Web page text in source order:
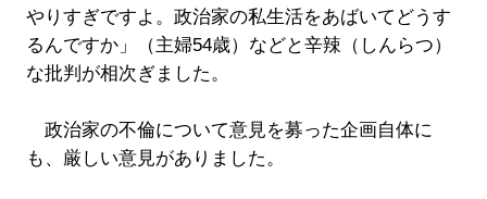
やりすぎですよ。政治家の私生活をあばいてどうす
るんですか」（主婦54歳）などと辛辣（しんらつ）
な批判が相次ぎました。
政治家の不倫について意見を募った企画自体に
も、厳しい意見がありました。